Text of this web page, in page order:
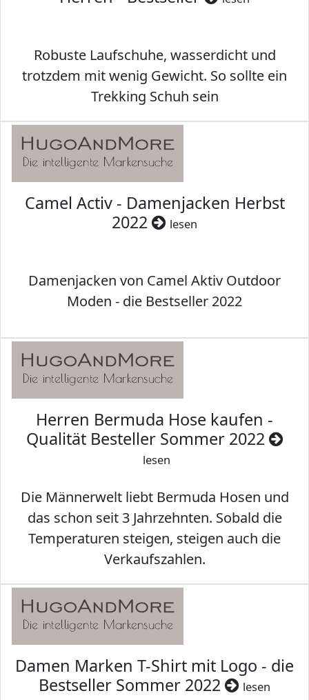
Robuste Laufschuhe, wasserdicht und
trotzdem mit wenig Gewicht. So sollte ein
Trekking Schuh sein
Camel Activ - Damenjacken Herbst
2022
lesen
Damenjacken von Camel Aktiv Outdoor
Moden - die Bestseller 2022
Herren Bermuda Hose kaufen -
Qualität Besteller Sommer 2022
lesen
Die Männerwelt liebt Bermuda Hosen und
das schon seit 3 Jahrzehnten. Sobald die
Temperaturen steigen, steigen auch die
Verkaufszahlen.
Damen Marken T-Shirt mit Logo - die
Bestseller Sommer 2022
lesen